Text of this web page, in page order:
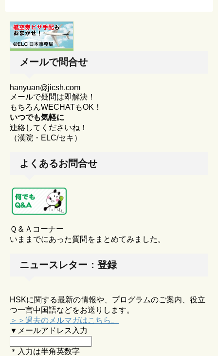
メールで問合せ
hanyuan@jicsh.com
メールで疑問は即解決！
もちろんWECHATもOK！
いつでも気軽に
連絡してくださいね！
（漢院・ELC/セキ）
よくあるお問合せ
Ｑ＆Ａコーナー
いままでにあった質問をまとめてみました。
ニュースレター：登録
HSKに関する最新の情報や、プログラムのご案内、役立
つ一言中国語などをお送りします。
＞＞過去のメルマガはこちら。
▼メールアドレス入力
＊入力は半角英数字